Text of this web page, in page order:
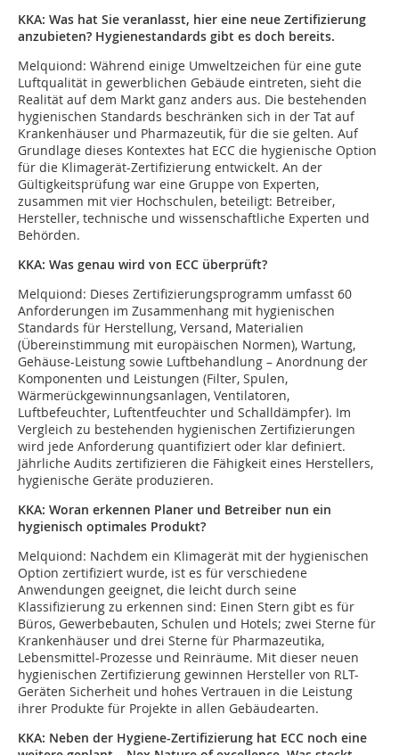
KKA: Was hat Sie veranlasst, hier eine neue Zertifizierung
anzubieten? Hygienestandards gibt es doch bereits.
Melquiond: Während einige Umweltzeichen für eine gute
Luftqualität in gewerblichen Gebäude eintreten, sieht die
Realität auf dem Markt ganz anders aus. Die bestehenden
hygienischen Standards beschränken sich in der Tat auf
Krankenhäuser und Pharmazeutik, für die sie gelten. Auf
Grundlage dieses Kontextes hat ECC die hygienische Option
für die Klimagerät-Zertifizierung entwickelt. An der
Gültigkeitsprüfung war eine Gruppe von Experten,
zusammen mit vier Hochschulen, beteiligt: Betreiber,
Hersteller, technische und wissenschaftliche Experten und
Behörden.
KKA: Was genau wird von ECC überprüft?
Melquiond: Dieses Zertifizierungsprogramm umfasst 60
Anforderungen im Zusammenhang mit hygienischen
Standards für Herstellung, Versand, Materialien
(Übereinstimmung mit europäischen Normen), Wartung,
Gehäuse-Leistung sowie Luftbehandlung – Anordnung der
Komponenten und Leistungen (Filter, Spulen,
Wärmerückgewinnungsanlagen, Ventilatoren,
Luftbefeuchter, Luftentfeuchter und Schalldämpfer). Im
Vergleich zu bestehenden hygienischen Zertifizierungen
wird jede Anforderung quantifiziert oder klar definiert.
Jährliche Audits zertifizieren die Fähigkeit eines Herstellers,
hygienische Geräte produzieren.
KKA: Woran erkennen Planer und Betreiber nun ein
hygienisch optimales Produkt?
Melquiond: Nachdem ein Klimagerät mit der hygienischen
Option zertifiziert wurde, ist es für verschiedene
Anwendungen geeignet, die leicht durch seine
Klassifizierung zu erkennen sind: Einen Stern gibt es für
Büros, Gewerbebauten, Schulen und Hotels; zwei Sterne für
Krankenhäuser und drei Sterne für Pharmazeutika,
Lebensmittel-Prozesse und Reinräume. Mit dieser neuen
hygienischen Zertifizierung gewinnen Hersteller von RLT-
Geräten Sicherheit und hohes Vertrauen in die Leistung
ihrer Produkte für Projekte in allen Gebäudearten.
KKA: Neben der Hygiene-Zertifizierung hat ECC noch eine